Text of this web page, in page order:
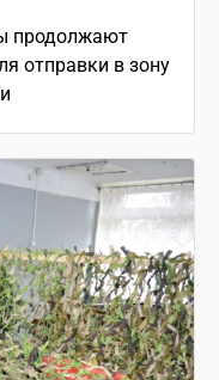
продолжают
отправки в зону